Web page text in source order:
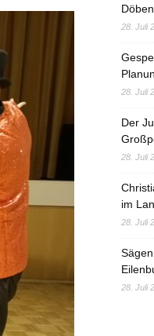
28. Juli
28. Juli
Der
28. Juli
im
28. Juli
28. Juli